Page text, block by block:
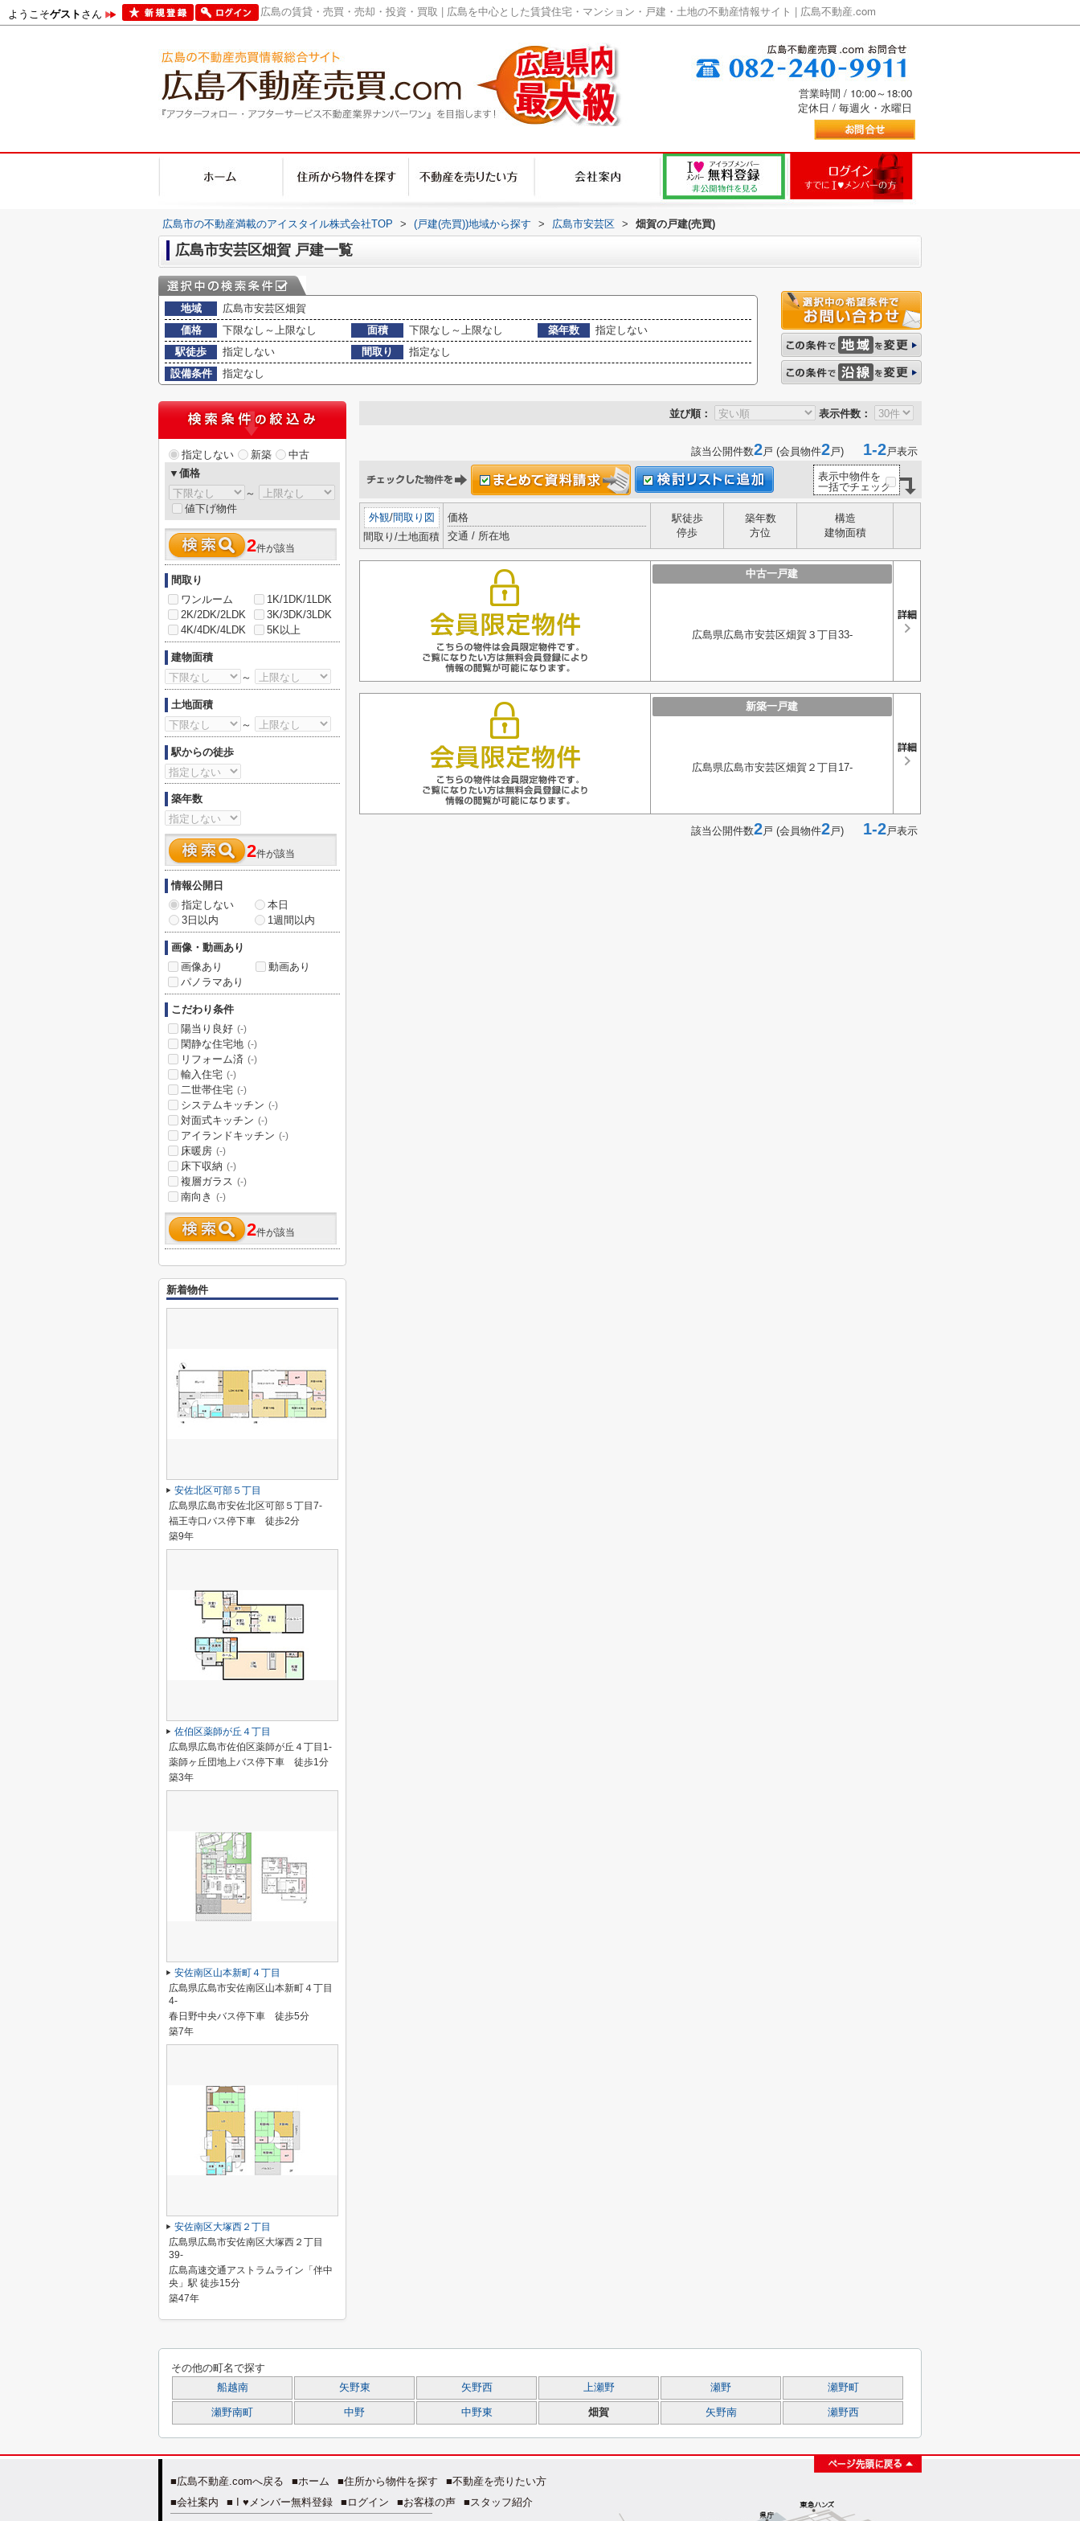
ようこそゲストさん 広島の賃貸・売買・売却・投資・買取 | 広島を中心とした賃貸住宅・マンション・戸建・土地の不動産情報サイト | 広島不動産.com
営業時間 / 10:00～18:00
定休日 / 毎週火・水曜日
広島市の不動産満載のアイスタイル株式会社TOP > (戸建(売買))地域から探す > 広島市安芸区 > 畑賀の戸建(売買)
広島市安芸区畑賀 戸建一覧
地域
広島市安芸区畑賀
価格
下限なし～上限なし 面積 下限なし～上限なし 築年数
指定しない
駅徒歩
指定しない 間取り
指定なし
設備条件
指定なし
並び順： 表示件数：
該当公開件数2戸 (会員物件2戸) 1-2戸表示
表示中物件を
一括でチェック
外観/間取り図
間取り/土地面積
価格
交通 / 所在地
駅徒歩
停歩
築年数
方位
構造
建物面積
中古一戸建
広島県広島市安芸区畑賀３丁目33-
新築一戸建
広島県広島市安芸区畑賀２丁目17-
該当公開件数2戸 (会員物件2戸) 1-2戸表示
指定しない 新築
中古
▼価格
～
値下げ物件
2件が該当
間取り
ワンルーム
1K/1DK/1LDK
2K/2DK/2LDK
3K/3DK/3LDK
4K/4DK/4LDK
5K以上
建物面積
～
土地面積
～
駅からの徒歩
築年数
2件が該当
情報公開日
指定しない
本日
3日以内
1週間以内
画像・動画あり
画像あり
動画あり
パノラマあり
こだわり条件
陽当り良好 (-)
閑静な住宅地 (-)
リフォーム済 (-)
輸入住宅 (-)
二世帯住宅 (-)
システムキッチン (-)
対面式キッチン (-)
アイランドキッチン (-)
床暖房 (-)
床下収納 (-)
複層ガラス (-)
南向き (-)
2件が該当
新着物件
安佐北区可部５丁目
広島県広島市安佐北区可部５丁目7-
福王寺口バス停下車 徒歩2分
築9年
佐伯区薬師が丘４丁目
広島県広島市佐伯区薬師が丘４丁目1-
薬師ヶ丘団地上バス停下車 徒歩1分
築3年
安佐南区山本新町４丁目
広島県広島市安佐南区山本新町４丁目
4-
春日野中央バス停下車 徒歩5分
築7年
安佐南区大塚西２丁目
広島県広島市安佐南区大塚西２丁目
39-
広島高速交通アストラムライン「伴中
央」駅 徒歩15分
築47年
その他の町名で探す
船越南 矢野東 矢野西 上瀬野 瀬野 瀬野町
瀬野南町 中野 中野東 畑賀 矢野南 瀬野西
■広島不動産.comへ戻る ■ホーム ■住所から物件を探す
■不動産を売りたい方
■会社案内
■ I ♥メンバー無料登録 ■ログイン ■お客様の声 ■スタッフ紹介